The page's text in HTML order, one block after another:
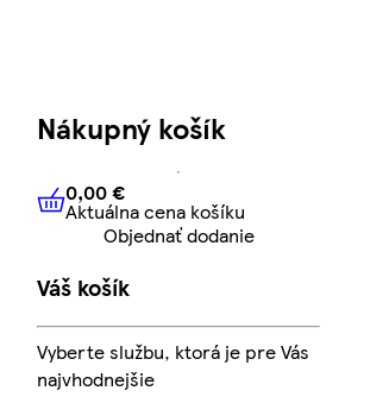
Nákupný košík
0,00 € Aktuálna cena košíku
0,00 €
Aktuálna cena košíku
Objednať dodanie
Váš košík
Vyberte službu, ktorá je pre Vás
najvhodnejšie